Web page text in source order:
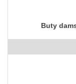
Buty